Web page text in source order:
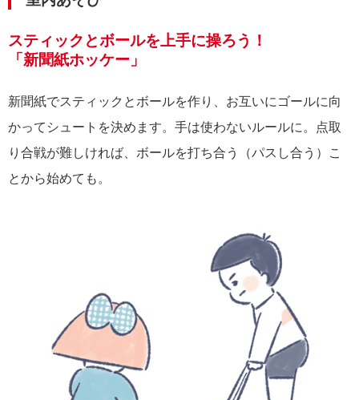
スティックとボールを上手に操ろう！
「新聞紙ホッケー」
新聞紙でスティックとボールを作り、お互いにゴールに向
かってシュートを決めます。手は使わないルールに。点取
り合戦が難しければ、ボールを打ち合う（パスし合う）こ
とから始めても。